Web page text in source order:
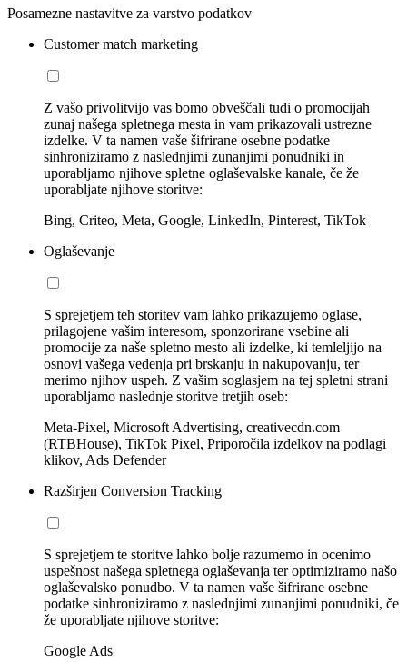
Posamezne nastavitve za varstvo podatkov
Customer match marketing
Z vašo privolitvijo vas bomo obveščali tudi o promocijah
zunaj našega spletnega mesta in vam prikazovali ustrezne
izdelke. V ta namen vaše šifrirane osebne podatke
sinhroniziramo z naslednjimi zunanjimi ponudniki in
uporabljamo njihove spletne oglaševalske kanale, če že
uporabljate njihove storitve:
Bing, Criteo, Meta, Google, LinkedIn, Pinterest, TikTok
Oglaševanje
S sprejetjem teh storitev vam lahko prikazujemo oglase,
prilagojene vašim interesom, sponzorirane vsebine ali
promocije za naše spletno mesto ali izdelke, ki temleljijo na
osnovi vašega vedenja pri brskanju in nakupovanju, ter
merimo njihov uspeh. Z vašim soglasjem na tej spletni strani
uporabljamo naslednje storitve tretjih oseb:
Meta-Pixel, Microsoft Advertising, creativecdn.com
(RTBHouse), TikTok Pixel, Priporočila izdelkov na podlagi
klikov, Ads Defender
Razširjen Conversion Tracking
S sprejetjem te storitve lahko bolje razumemo in ocenimo
uspešnost našega spletnega oglaševanja ter optimiziramo našo
oglaševalsko ponudbo. V ta namen vaše šifrirane osebne
podatke sinhroniziramo z naslednjimi zunanjimi ponudniki, če
že uporabljate njihove storitve:
Google Ads